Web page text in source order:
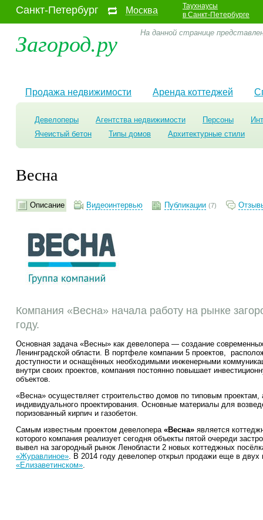
Санкт-Петербург Москва
Таухнаусы
в Санкт-Петербурге
Загород.ру На данной странице
Продажа недвижимости Аренда коттеджей
Девелоперы Агентства недвижимости Персоны
Ячеистый бетон
Типы домов Архитектурные стили
Весна
Описание Видеоинтервью Публикации (7)
Компания «Весна» начала работу на рынке
году.
Основная задача «Весны» как девелопера — создание
Ленинградской области. В портфеле компании 5 проектов,
доступности и оснащённых необходимыми инженерными
внутри своих проектов, компания постоянно повышает
объектов.
«Весна» осуществляет строительство домов по типовым проектам,
индивидуального проектирования. Основные материалы для
поризованный кирпич и газобетон.
Самым известным проектом девелопера «Весна» является
которого компания реализует сегодня объекты пятой очереди
вывел на загородный рынок Ленобласти 2 новых коттеджных
«Журавлиное». В 2014 году девелопер открыл продажи еще в двух
«Елизаветинском».